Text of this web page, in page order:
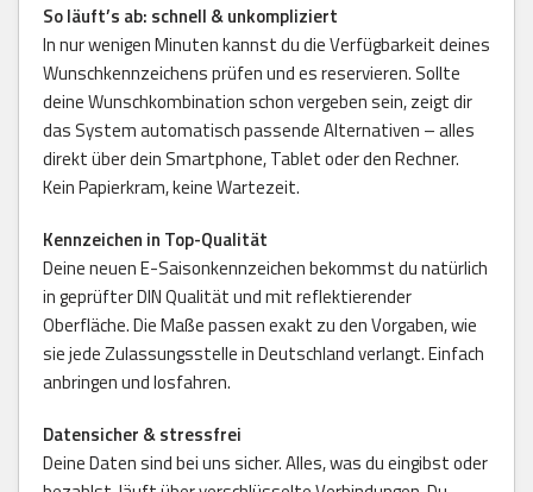
So läuft’s ab: schnell & unkompliziert
In nur wenigen Minuten kannst du die Verfügbarkeit deines
Wunschkennzeichens prüfen und es reservieren. Sollte
deine Wunschkombination schon vergeben sein, zeigt dir
das System automatisch passende Alternativen – alles
direkt über dein Smartphone, Tablet oder den Rechner.
Kein Papierkram, keine Wartezeit.
Kennzeichen in Top-Qualität
Deine neuen E-Saisonkennzeichen bekommst du natürlich
in geprüfter DIN Qualität und mit reflektierender
Oberfläche. Die Maße passen exakt zu den Vorgaben, wie
sie jede Zulassungsstelle in Deutschland verlangt. Einfach
anbringen und losfahren.
Datensicher & stressfrei
Deine Daten sind bei uns sicher. Alles, was du eingibst oder